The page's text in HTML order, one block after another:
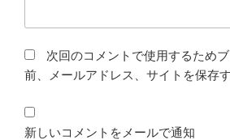
次回のコメントで使用するため
前、メールアドレス、サイトを保存す
新しいコメントをメールで通知